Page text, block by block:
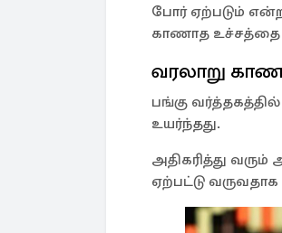
போர் ஏற்படும்
காணாத உச்சத்தை
வரலாறு
பங்கு
உயர்ந்தது.
அதிகரித்து
ஏற்பட்டு